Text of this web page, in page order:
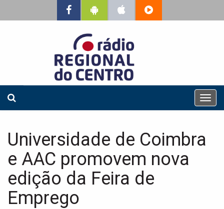
T
o
Universidade de Coimbra
e AAC promovem nova
edição da Feira de
Emprego